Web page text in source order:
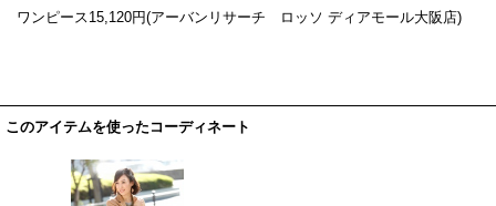
ワンピース15,120円(アーバンリサーチ ロッソ ディアモール大阪店)
このアイテムを使ったコーディネート